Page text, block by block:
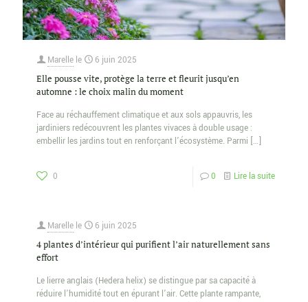
Marelle le 6 juin 2025
Elle pousse vite, protège la terre et fleurit jusqu’en
automne : le choix malin du moment
Face au réchauffement climatique et aux sols appauvris, les
jardiniers redécouvrent les plantes vivaces à double usage :
embellir les jardins tout en renforçant l’écosystème. Parmi […]
0 0 Lire la suite
Marelle le 6 juin 2025
4 plantes d’intérieur qui purifient l’air naturellement sans
effort
Le lierre anglais (Hedera helix) se distingue par sa capacité à
réduire l’humidité tout en épurant l’air. Cette plante rampante,